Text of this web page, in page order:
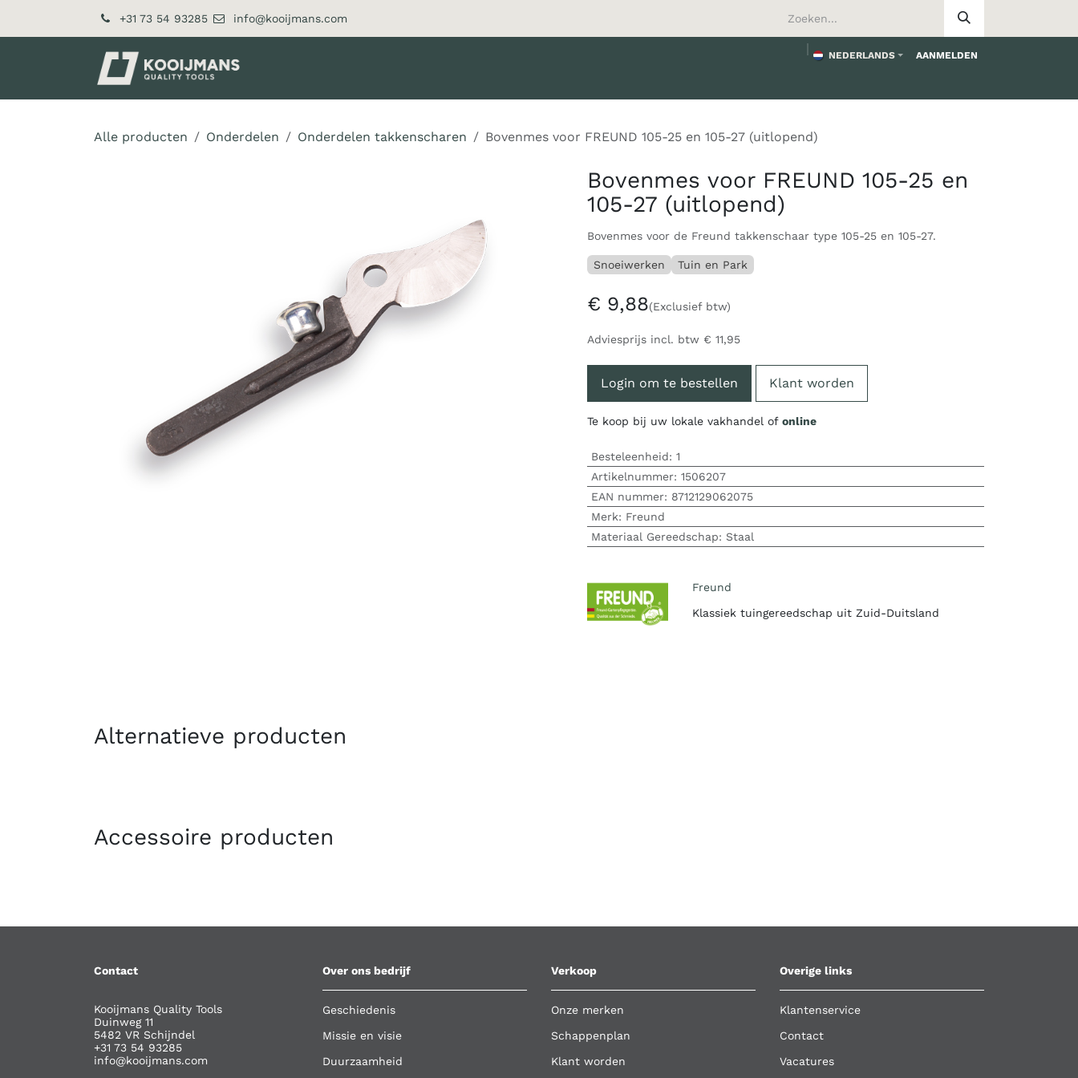
+31 73 54 93285 info@kooijmans.com
NEDERLANDS AANMELDEN
Alle producten Onderdelen Onderdelen takkenscharen Bovenmes voor FREUND 105-25 en 105-27 (uitlopend)
Bovenmes voor FREUND 105-25 en
105-27 (uitlopend)
Bovenmes voor de Freund takkenschaar type 105-25 en 105-27.
Snoeiwerken Tuin en Park
€ 9,88(Exclusief btw)
Adviesprijs incl. btw € 11,95
Login om te bestellen Klant worden
Te koop bij uw lokale vakhandel of online
Besteleenheid: 1
Artikelnummer: 1506207
EAN nummer: 8712129062075
Merk: Freund
Materiaal Gereedschap: Staal
Freund
Klassiek tuingereedschap uit Zuid-Duitsland
Alternatieve producten
Accessoire producten
Contact
Kooijmans Quality Tools
Duinweg 11
5482 VR Schijndel
+31 73 54 93285
info@kooijmans.com
Over ons bedrijf
Geschiedenis
Missie en visie
Duurzaamheid
Verkoop
Onze merken
Schappenplan
Klant worden
Overige links
Klantenservice
Contact
Vacatures